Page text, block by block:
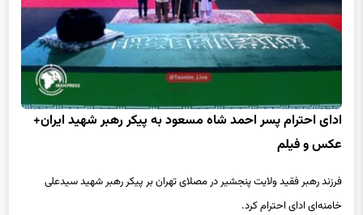
ادای احترام پسر احمد شاه مسعود به پیکر رهبر شهید ایران+
عکس و فیلم
فرزند رهبر فقید ولایت پنجشیر در مصلای تهران بر پیکر رهبر شهید سیدعلی
خامنه‌ای ادای احترام کرد.